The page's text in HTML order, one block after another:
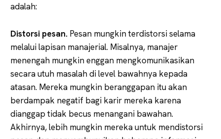
adalah:
Distorsi pesan. Pesan mungkin terdistorsi selama
melalui lapisan manajerial. Misalnya, manajer
menengah mungkin enggan mengkomunikasikan
secara utuh masalah di level bawahnya kepada
atasan. Mereka mungkin beranggapan itu akan
berdampak negatif bagi karir mereka karena
dianggap tidak becus menangani bawahan.
Akhirnya, lebih mungkin mereka untuk mendistorsi